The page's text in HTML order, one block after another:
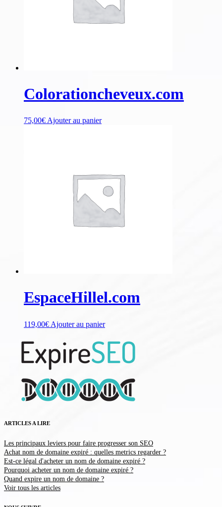
Colorationcheveux.com
75,00€ Ajouter au panier
EspaceHillel.com
119,00€ Ajouter au panier
ARTICLES A LIRE
Les principaux leviers pour faire progresser son SEO
Achat nom de domaine expiré : quelles metrics regarder ?
Est-ce légal d'acheter un nom de domaine expiré ?
Pourquoi acheter un nom de domaine expiré ?
Quand expire un nom de domaine ?
Voir tous les articles